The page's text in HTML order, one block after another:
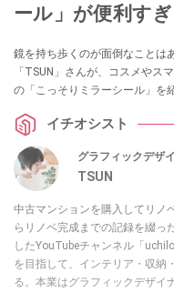
ール」が便利すぎ
鏡を持ち歩くのが面倒なことは
「TSUN」さんが、コスメやス
の「こっそりミラーシール」を
イチオシスト
グラフィックデザ
TSUN
中古マンションを購入してリノ
らリノベ完成までの記録を綴っ
したYouTubeチャンネル「
を目指して、インテリア・収納
る。本業はグラフィックデザイ